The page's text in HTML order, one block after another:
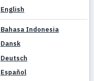
English
Bahasa Indonesia
Dansk
Deutsch
Español